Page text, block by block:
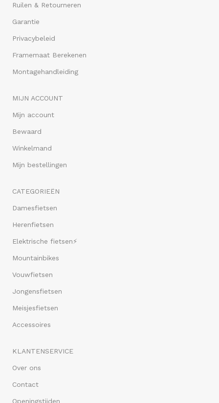
Ruilen & Retourneren
Garantie
Privacybeleid
Framemaat Berekenen
Montagehandleiding
MIJN ACCOUNT
Mijn account
Bewaard
Winkelmand
Mijn bestellingen
CATEGORIEËN
Damesfietsen
Herenfietsen
Elektrische fietsen⚡
Mountainbikes
Vouwfietsen
Jongensfietsen
Meisjesfietsen
Accessoires
KLANTENSERVICE
Over ons
Contact
Openingstijden